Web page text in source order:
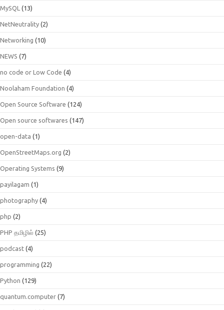
MySQL (13)
NetNeutrality (2)
Networking (10)
NEWS (7)
no code or Low Code (4)
Noolaham Foundation (4)
Open Source Software (124)
Open source softwares (147)
open-data (1)
OpenStreetMaps.org (2)
Operating Systems (9)
payilagam (1)
photography (4)
php (2)
PHP தமிழில் (25)
podcast (4)
programming (22)
Python (129)
quantum.computer (7)